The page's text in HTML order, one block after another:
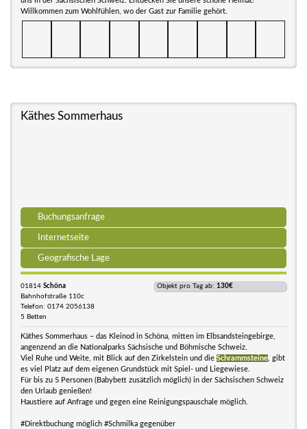
Willkommen zum Wohlfühlen, wo der Gast zur Familie gehört.
Käthes Sommerhaus
Buchungsanfrage
Internetseite
Geografische Lage
01814 Schöna
Bahnhofstraße 110c
Telefon: 0174 2056138
5 Betten
Objekt pro Tag ab: 130€
Käthes Sommerhaus – das Kleinod in Schöna, mitten im Elbsandsteingebirge,
angenzend an die Nationalparks Sächsische und Böhmische Schweiz.
Viel Ruhe und Weite, mit Blick auf den Zirkelstein und die Schrammsteine , gibt
es viel Platz auf dem eigenen Grundstück mit Spiel- und Liegewiese.
Für bis zu 5 Personen (Babybett zusätzlich möglich) in der Sächsischen Schweiz
den Urlaub genießen!
Haustiere auf Anfrage und gegen eine Reinigungspauschale möglich.
#Direktbuchung möglich #Schmilka gegenüber